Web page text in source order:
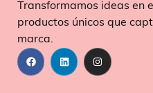
Transformamos ideas en
productos únicos que
marca.